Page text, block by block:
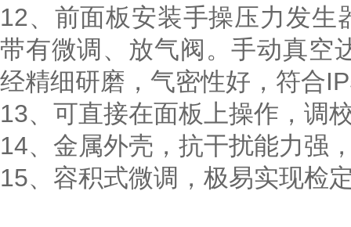
12、前面板安装手操压力发生
带有微调、放气阀。手动真空
经精细研磨，气密性好，符合
13、可直接在面板上操作，调
14、金属外壳，抗干扰能力强
15、容积式微调，极易实现检